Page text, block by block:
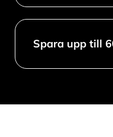
Spara upp till